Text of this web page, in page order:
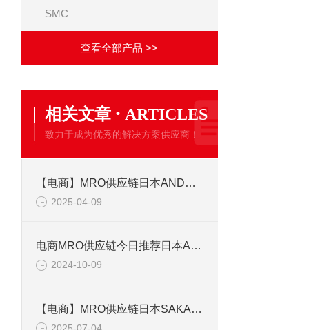
SMC
查看全部产品 >>
相关文章 · ARTICLES
致力于成为优秀的解决方案供应商！
【电商】MRO供应链日本AND艾安德GF-10002A 基础电子天平GF-A系列现货供应
2025-04-09
电商MRO供应链今日推荐日本AND艾安德高精度称重传感器AD-4212C-301
2024-10-09
【电商】MRO供应链日本SAKAGUCHI坂口电热 加热器YIR12040K
2025-07-04